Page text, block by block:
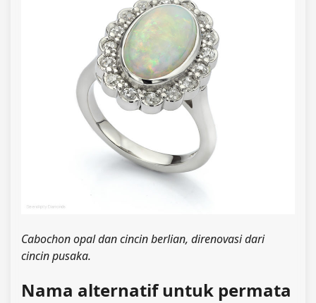
Cabochon opal dan cincin berlian, direnovasi dari
cincin pusaka.
Nama alternatif untuk permata